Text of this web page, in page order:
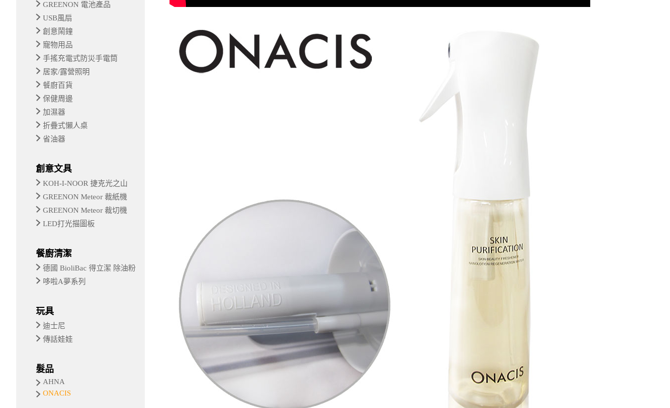
GREENON 電池產品
USB風扇
創意鬧鐘
寵物用品
手搖充電式防災手電筒
居家/露營照明
餐廚百貨
保健周邊
加濕器
折疊式懶人桌
省油器
創意文具
KOH-I-NOOR 捷克光之山
GREENON Meteor 裁紙機
GREENON Meteor 裁切機
LED打光描圖板
餐廚清潔
德國 BioliBac 得立潔 除油粉
哆啦A夢系列
玩具
迪士尼
傳話娃娃
髮品
AHNA
ONACIS